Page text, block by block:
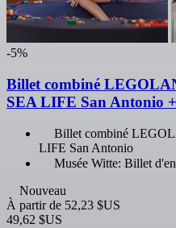
-5%
Billet combiné
SEA LIFE San Antonio
Billet combiné
LIFE San Antonio
Musée Witte: Billet
Nouveau
À partir de 52,23 $US
49,62 $US